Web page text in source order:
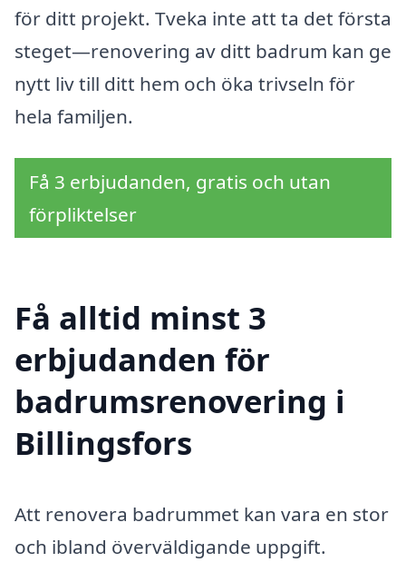
för ditt projekt. Tveka inte att ta det första
steget—renovering av ditt badrum kan ge
nytt liv till ditt hem och öka trivseln för
hela familjen.
Få 3 erbjudanden, gratis och utan
förpliktelser
Få alltid minst 3
erbjudanden för
badrumsrenovering i
Billingsfors
Att renovera badrummet kan vara en stor
och ibland överväldigande uppgift.